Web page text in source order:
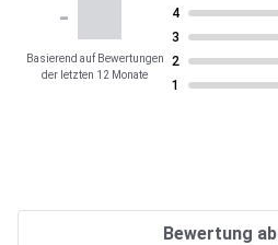
-
Basierend auf Bewertungen
der letzten 12 Monate
4
3
2
1
Bewertung